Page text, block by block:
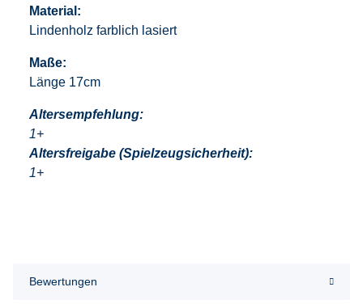
Material:
Lindenholz farblich lasiert
Maße:
Länge 17cm
Altersempfehlung:
1+
Altersfreigabe (Spielzeugsicherheit):
1+
Bewertungen